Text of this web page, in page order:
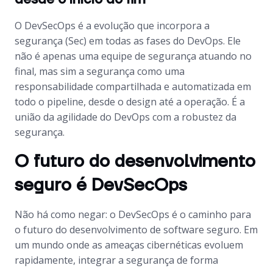
O DevSecOps é a evolução que incorpora a
segurança (Sec) em todas as fases do DevOps. Ele
não é apenas uma equipe de segurança atuando no
final, mas sim a segurança como uma
responsabilidade compartilhada e automatizada em
todo o pipeline, desde o design até a operação. É a
união da agilidade do DevOps com a robustez da
segurança.
O futuro do desenvolvimento
seguro é DevSecOps
Não há como negar: o DevSecOps é o caminho para
o futuro do desenvolvimento de software seguro. Em
um mundo onde as ameaças cibernéticas evoluem
rapidamente, integrar a segurança de forma